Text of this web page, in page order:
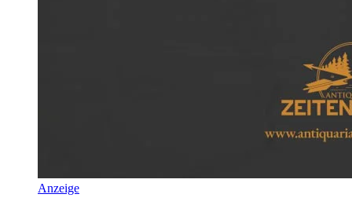
Anzeige